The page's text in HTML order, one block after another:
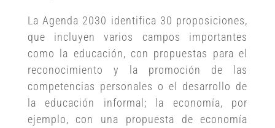
La Agenda 2030 identifica 30 proposiciones,
que incluyen varios campos importantes
como la educación, con propuestas para el
reconocimiento y la promoción de las
competencias personales o el desarrollo de
la educación informal; la economía, por
ejemplo, con una propuesta de economía